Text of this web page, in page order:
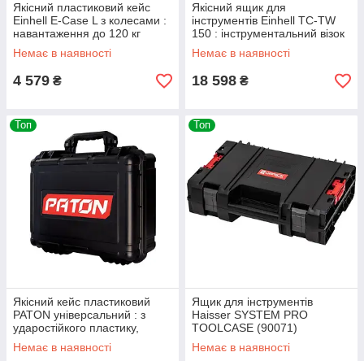
Якісний пластиковий кейс
Einhell E-Case L з колесами :
навантаження до 120 кг
(4540014)
Немає в наявності
4 579 ₴
Якісний ящик для
інструментів Einhell TC-TW
150 : інструментальний візок
(4510151)
Немає в наявності
18 598 ₴
Топ
Якісний кейс пластиковий
PATON універсальний : з
ударостійкого пластику,
навантаження до 100 кг, вага
2 кг
Немає в наявності
Топ
Ящик для інструментів
Haisser SYSTEM PRO
TOOLCASE (90071)
Немає в наявності